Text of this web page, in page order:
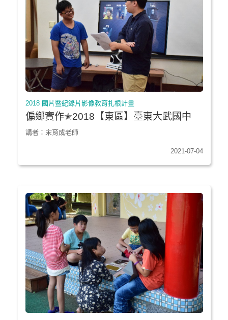
2018 國片暨紀錄片影像教育扎根計畫
偏鄉實作✭2018【東區】臺東大武國中
講者：宋育成老師
2021-07-04